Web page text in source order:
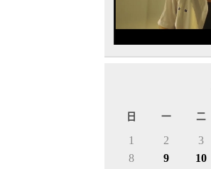
日 一 二
1 2 3
8
9 10